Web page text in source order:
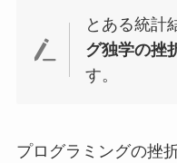
とある統計
グ独学の挫
す。
プログラミングの挫